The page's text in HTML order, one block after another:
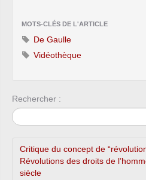
MOTS-CLÉS DE L'ARTICLE
De Gaulle
Vidéothèque
Rechercher :
Critique du concept de
Révolutions des droits de
siècle